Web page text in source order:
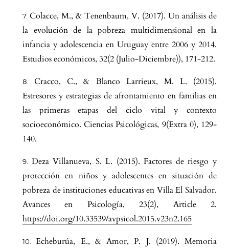
Colacce, M., & Tenenbaum, V. (2017). Un análisis de
la evolución de la pobreza multidimensional en la
infancia y adolescencia en Uruguay entre 2006 y 2014.
Estudios económicos, 32(2 (Julio-Diciembre)), 171-212.
Cracco, C., & Blanco Larrieux, M. L. (2015).
Estresores y estrategias de afrontamiento en familias en
las primeras etapas del ciclo vital y contexto
socioeconómico. Ciencias Psicológicas, 9(Extra 0), 129-
140.
Deza Villanueva, S. L. (2015). Factores de riesgo y
protección en niños y adolescentes en situación de
pobreza de instituciones educativas en Villa El Salvador.
Avances en Psicología, 23(2), Article 2.
https://doi.org/10.33539/avpsicol.2015.v23n2.165
Echeburúa, E., & Amor, P. J. (2019). Memoria